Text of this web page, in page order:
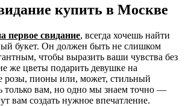
купить в Москве
первое свидание, всегда хочешь найти
букет. Он должен быть не слишком
чтобы выразить ваши чувства без
же цветы подарить девушке на
розы, пионы или, может, стильный
только вам, но одно мы знаем точно —
вам создать нужное впечатление.